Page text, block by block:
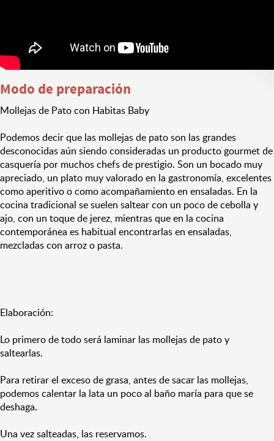
Modo de preparación
Mollejas de Pato con Habitas Baby
Podemos decir que las mollejas de pato son las grandes
desconocidas aún siendo consideradas un producto gourmet de
casquería por muchos chefs de prestigio. Son un bocado muy
apreciado, un plato muy valorado en la gastronomía, excelentes
como aperitivo o como acompañamiento en ensaladas. En la
cocina tradicional se suelen saltear con un poco de cebolla y
ajo, con un toque de jerez, mientras que en la cocina
contemporánea es habitual encontrarlas en ensaladas,
mezcladas con arroz o pasta.
Elaboración:
Lo primero de todo será laminar las mollejas de pato y
saltearlas.
Para retirar el exceso de grasa, antes de sacar las mollejas,
podemos calentar la lata un poco al baño maría para que se
deshaga.
Una vez salteadas, las reservamos.